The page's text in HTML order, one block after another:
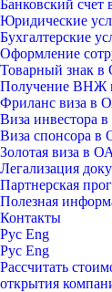
Банковский
Юридические
Бухгалтерские
Оформление
Товарный знак
Получение ВНЖ
Фриланс виза в
Виза инвестора
Виза спонсора в
Золотая виза в
Легализация
Партнерская
Полезная
Контакты
Рус Eng
Рус Eng
Рассчитать
открытия